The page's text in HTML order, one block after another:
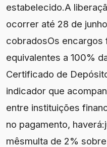
estabelecido.A
ocorrer até 28 de
cobradosOs encargos
equivalentes a 100%
Certificado de
indicador que
entre instituições
no pagamento,
mêsmulta de 2%